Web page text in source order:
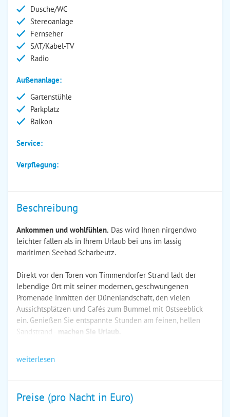
Dusche/WC
Stereoanlage
Fernseher
SAT/Kabel-TV
Radio
Außenanlage:
Gartenstühle
Parkplatz
Balkon
Service:
Verpflegung:
Beschreibung
Ankommen und wohlfühlen. Das wird Ihnen nirgendwo
leichter fallen als in Ihrem Urlaub bei uns im lässig
maritimen Seebad Scharbeutz.
Direkt vor den Toren von Timmendorfer Strand lädt der
lebendige Ort mit seiner modernen, geschwungenen
Promenade inmitten der Dünenlandschaft, den vielen
Aussichtsplätzen und Cafés zum Bummel mit Ostseeblick
ein. Genießen Sie entspannte Stunden am feinen, hellen
Sandstrand - machen Sie Urlaub.
weiterlesen
Preise (pro Nacht in Euro)